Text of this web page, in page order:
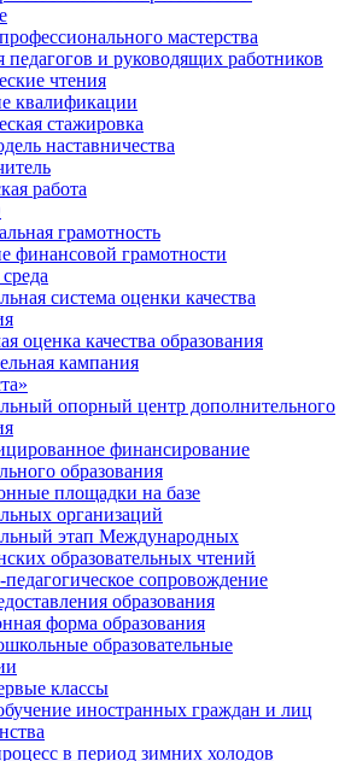
мастерства
педагогов и руководящих работников
чтения
квалификации
стажировка
наставничества
работа
грамотность
финансовой грамотности
система оценки качества
оценка качества образования
кампания
опорный центр дополнительного
финансирование
образования
площадки на базе
организаций
этап Международных
образовательных чтений
сопровождение
образования
форма образования
образовательные
классы
иностранных граждан и лиц
в период зимних холодов